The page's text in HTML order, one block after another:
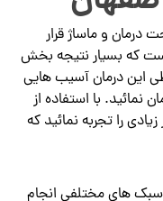
درمان و ماساژ قرار
که بسیار نتیجه بخش
این درمان آسیب هایی
نمائید. با استفاده از
را تجربه نمائید که
های مختلفی انجام